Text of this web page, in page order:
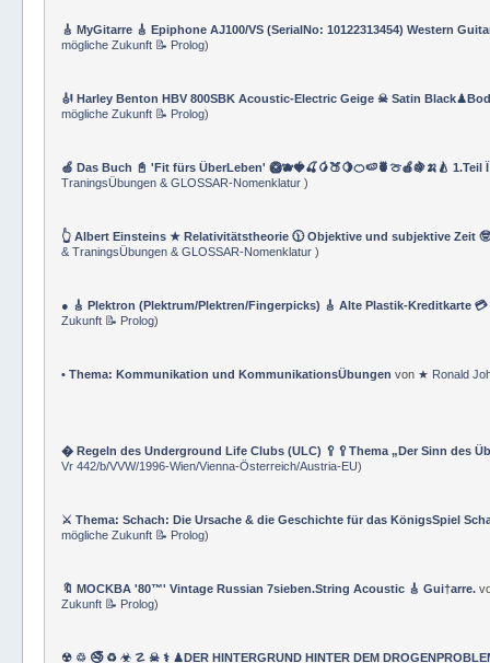
🎸 MyGitarre 🎸 Epiphone AJ100/VS (SerialNo: 10122313454) Western
mögliche Zukunft 📝 Prolog)
🎻 Harley Benton HBV 800SBK Acoustic-Electric Geige ☠ Satin
mögliche Zukunft 📝 Prolog)
🍏 Das Buch 📓 'Fit fürs ÜberLeben' 🥝🫐🍓🍒🥭🍑🍋🍊🍉🍍🍈🍎🍇🍌🍐 1.Teil
TraningsÜbungen & GLOSSAR-Nomenklatur)
👆 Albert Einsteins ★ Relativitätstheorie 🕦 Objektive und subjektive Zeit
& TraningsÜbungen & GLOSSAR-Nomenklatur)
● 🎸 Plektron (Plektrum/Plektren/Fingerpicks) 🎸 Alte Plastik-Kreditkarte
Zukunft 📝 Prolog)
• Thema: Kommunikation und KommunikationsÜbungen von ★ Ronald
� Regeln des Underground Life Clubs (ULC) 🥄🥄Thema „Der Sinn des
Vr 442/b/VVW/1996-Wien/Vienna-Österreich/Austria-EU)
⚔ Thema: Schach: Die Ursache & die Geschichte für das KönigsSpiel
mögliche Zukunft 📝 Prolog)
🔖 MOCKBA '80™' Vintage Russian 7sieben.String Acoustic 🎸 Gui†arre.
Zukunft 📝 Prolog)
☢ ♲ 🚭 ♻ ☣ ☡ ☠ ⚕ ♟DER HINTERGRUND HINTER DEM